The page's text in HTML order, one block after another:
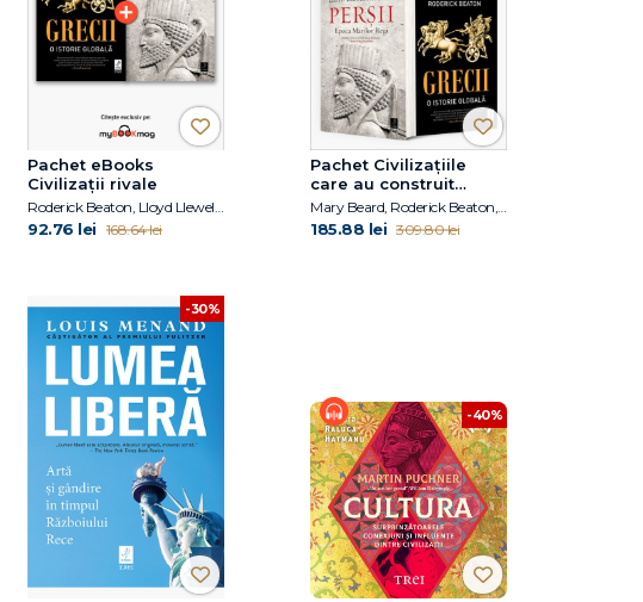
Pachet eBooks
Civilizații rivale
92.76 lei 168.64 lei
Pachet Civilizațiile
care au construit
Occidentul
185.88 lei 309.80 lei
-30%
-40%